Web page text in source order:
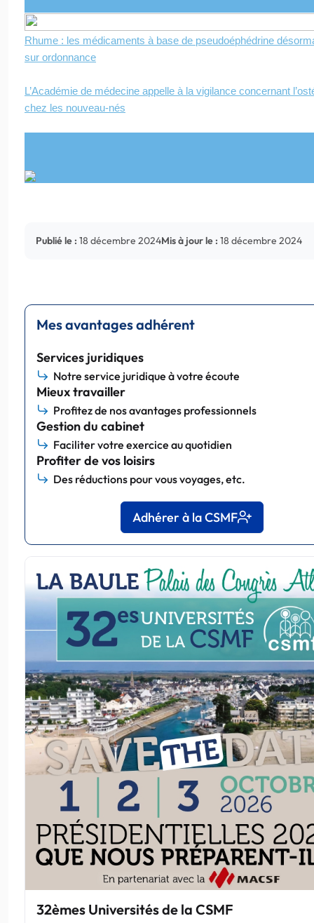
Rhume : les médicaments à base de pseudoéphédrine
sur ordonnance
L’Académie de médecine appelle à la vigilance concernant
chez les nouveau-nés
Publié le : 18 décembre 2024Mis à jour le : 18 décembre 2024
Mes avantages adhérent
Services juridiques
Notre service juridique à votre écoute
Mieux travailler
Profitez de nos avantages professionnels
Gestion du cabinet
Faciliter votre exercice au quotidien
Profiter de vos loisirs
Des réductions pour vous voyages, etc.
Adhérer à la CSMF
32èmes Universités de la CSMF